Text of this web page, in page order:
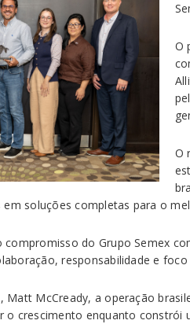
O
O
em soluções completas para o
compromisso do Grupo Semex
responsabilidade e
Matt McCready, a operação
o crescimento enquanto